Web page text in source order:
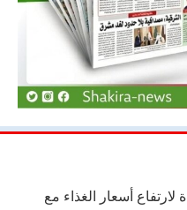
أسعار الغذاء مع